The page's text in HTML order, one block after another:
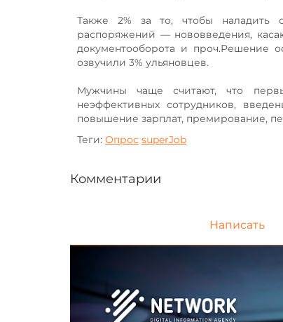
Также 2% за то, чтобы наладить
распоряжений — нововведения,
документооборота и проч.Решение
озвучили 3% ульяновцев.
Мужчины чаще считают, что
неэффективных сотрудников,
повышение зарплат, премирование,
Теги: Опрос superJob
Комментарии
Написать